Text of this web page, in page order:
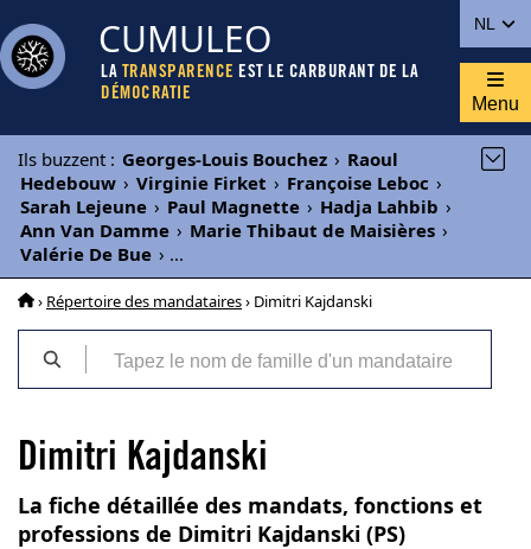
NL
CUMULEO
LA TRANSPARENCE EST LE CARBURANT DE LA
DÉMOCRATIE
Menu
Ils buzzent : Georges-Louis Bouchez › Raoul
Hedebouw › Virginie Firket › Françoise Leboc ›
Sarah Lejeune › Paul Magnette › Hadja Lahbib ›
Ann Van Damme › Marie Thibaut de Maisières ›
Valérie De Bue › ...
› Répertoire des mandataires› Dimitri Kajdanski
Dimitri Kajdanski
La fiche détaillée des mandats, fonctions et
professions de Dimitri Kajdanski (PS)